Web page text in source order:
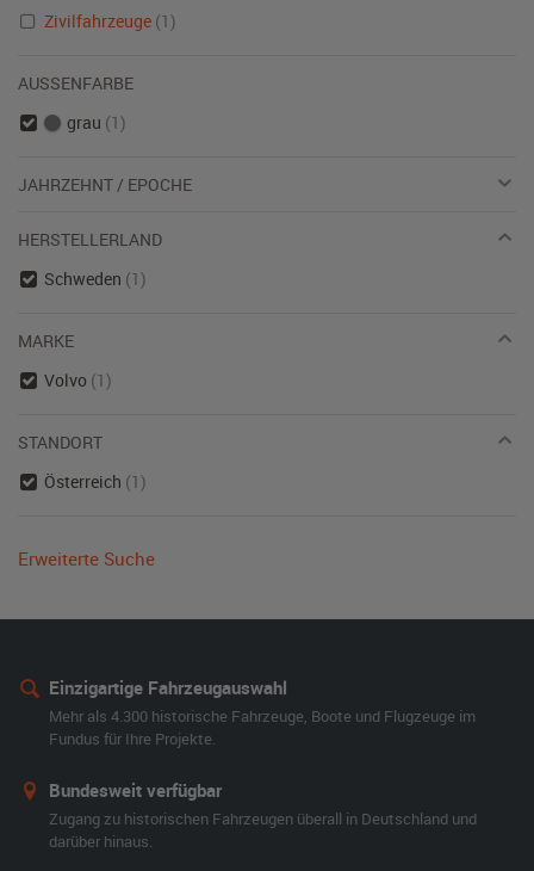
Zivilfahrzeuge (1)
AUSSENFARBE
grau (1)
JAHRZEHNT / EPOCHE
HERSTELLERLAND
Schweden (1)
MARKE
Volvo (1)
STANDORT
Österreich (1)
Erweiterte Suche
Einzigartige Fahrzeugauswahl
Mehr als 4.300 historische Fahrzeuge, Boote und Flugzeuge im
Fundus für Ihre Projekte.
Bundesweit verfügbar
Zugang zu historischen Fahrzeugen überall in Deutschland und
darüber hinaus.